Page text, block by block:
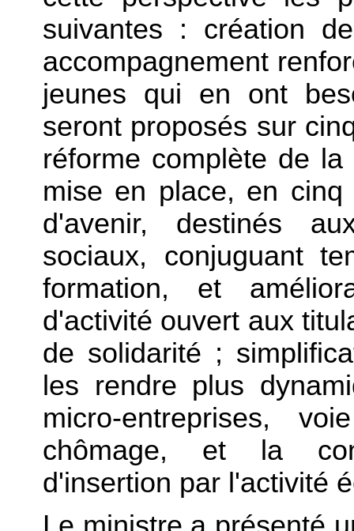
suivantes : création
accompagnement
jeunes qui en ont
seront proposés sur
réforme complète de
mise en place, en
d'avenir, destinés
sociaux, conjuguant
formation, et
d'activité ouvert aux
de solidarité ;
les rendre plus
micro-entreprises,
chômage, et la
d'insertion par l'activité